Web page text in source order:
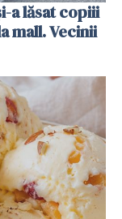
a lăsat copiii
mall. Vecinii